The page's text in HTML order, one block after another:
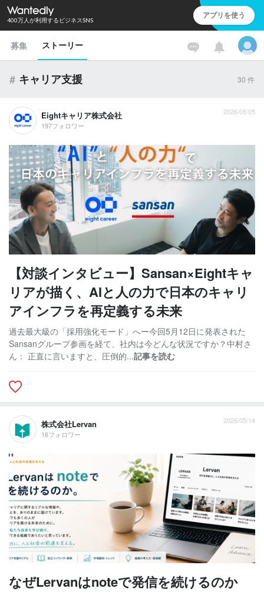
400万人が利用するビジネスSNS アプリを使う
募集 ストーリー
# キャリア支援 30 件
Eightキャリア株式会社
197フォロワー
2026/08/05
【対談インタビュー】Sansan×Eightキャ
リアが描く、AIと人の力で日本のキャリ
アインフラを再定義する未来
過去最大級の「採用強化モード」へー今回5月12日に発表された
Sansanグループ参画を経て、社内は今どんな状況ですか？中村さ
ん： 正直に言いますと、圧倒的...記事を読む
株式会社Lervan
16フォロワー
2026/05/14
なぜLervanはnoteで発信を続けるのか